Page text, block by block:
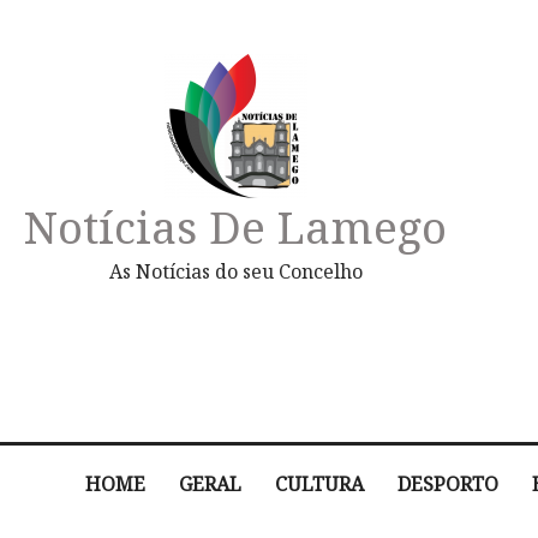
Notícias De Lamego
As Notícias do seu Concelho
HOME GERAL CULTURA DESPORTO